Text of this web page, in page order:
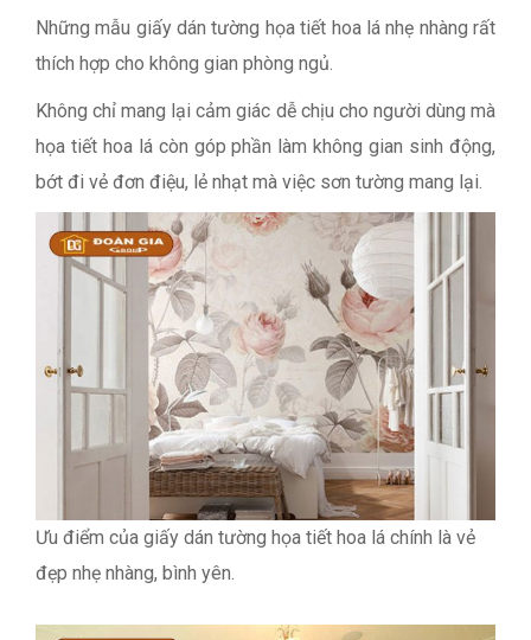
Những mẫu giấy dán tường họa tiết hoa lá nhẹ nhàng rất
thích hợp cho không gian phòng ngủ.
Không chỉ mang lại cảm giác dễ chịu cho người dùng mà
họa tiết hoa lá còn góp phần làm không gian sinh động,
bớt đi vẻ đơn điệu, lẻ nhạt mà việc sơn tường mang lại.
Ưu điểm của giấy dán tường họa tiết hoa lá chính là vẻ
đẹp nhẹ nhàng, bình yên.